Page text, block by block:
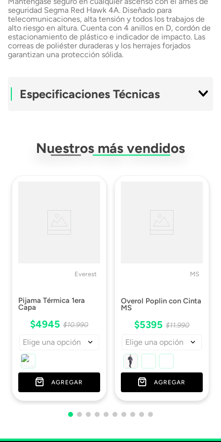
seguridad Segma Red Hawk 4A. Diseñado para
telecomunicaciones, alta tensión y todos los trabajos de
alto riesgo en altura. Cuenta con 4 anillos en D, cordón de
estacionamiento de plástico e indicador de impacto. Las
correas de poliéster duraderas y los herrajes forjados
garantizan una protección sólida.
Especificaciones Técnicas
Material Poliester
Nuestros más vendidos
Everest
Pijama Térmica 1era
Capa
$4945 $10.990
Elige una opción
AGREGAR
MS
Overol Poplin con Cinta
MS
$5395 $11.990
Elige una opción
AGREGAR